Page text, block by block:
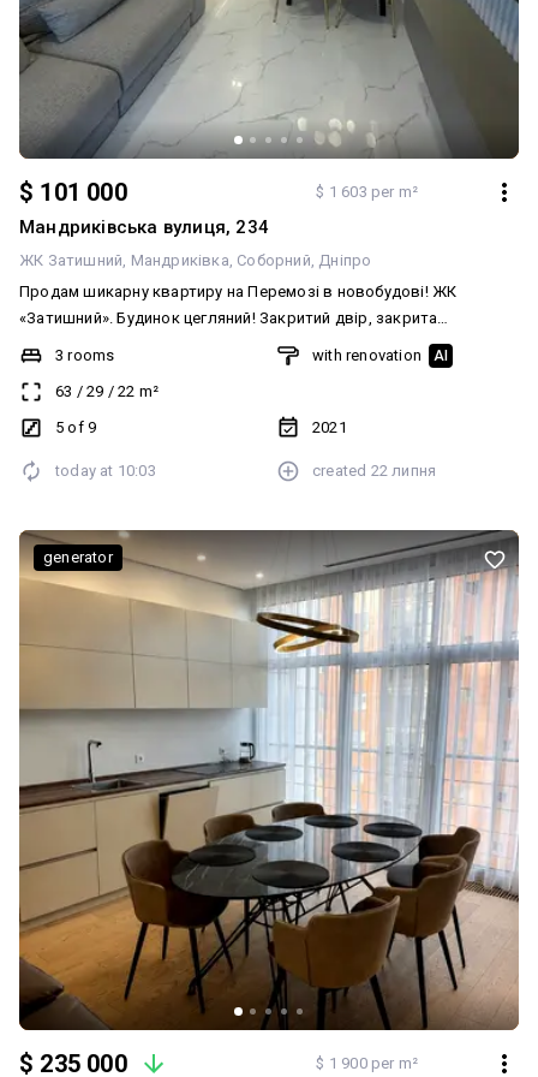
$ 101 000 $ 1 603 per m²
Мандриківська вулиця, 234
ЖК Затишний Мандриківка Соборний Дніпро
Продам шикарну квартиру на Перемозі в новобудові! ЖК
«Затишний». Будинок цегляний! Закритий двір, закрита
територія. Охорона, консьєрж у кожному під'їзді. Квартира
спланована в кухню-студію та 2 окремі спальні + балкон. У
квартирі виконано якісний сучасний ремонт, підлога з підігрівом
по всій площі! Стеля виконана з гіпсокартону. Укомплектована
інверторний кондиціонер! Ремонт робили для себе. Техніка
облаштований під зону відпочинку. Вбудовані 3D-панелі. Плитка
Іспанія. Всюди фурнітура Blum. Квартира двостороння. На
території є дитячий майданчик, спортивний майданчик. Гаражі
для авто, паркувальні місця. Відмінне розташування: за кілька
хвилин ходьби АТБ, Varus, кав'ярні, магазини, пошта, банки,
відділення пошти, поштомат у кожному під'їзді. Поруч
набережна, сквер, річка. Відмінний варіант для життя та локація.
Розглянемо продаж за безготівковим розрахунком! Я впевнена,
ця квартира варта вашої уваги, телефонуйте і поїхали дивитися!
3 rooms
63 / 29 / 22 m²
5 of 9
with renovation AI
2021
today at 10:03 created 22 липня
$ 235 000 $ 1 900 per m²
generator